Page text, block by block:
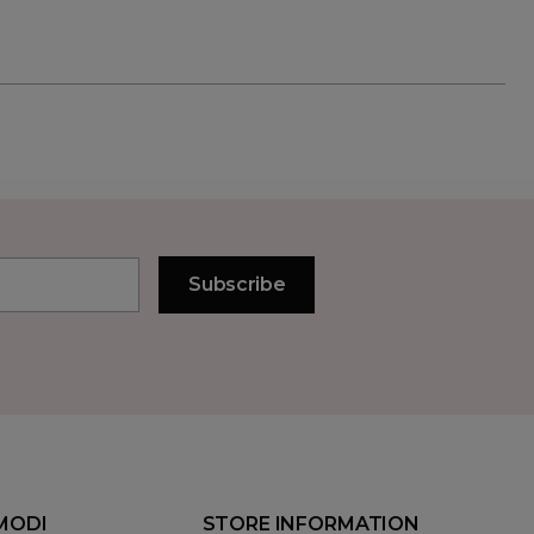
STORE INFORMATION